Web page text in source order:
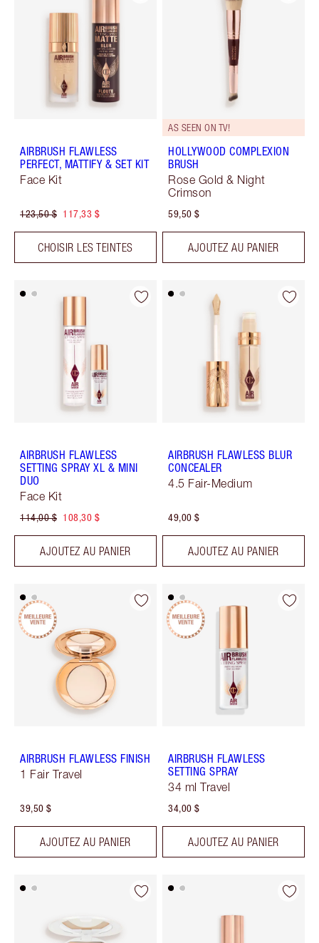
AIRBRUSH FLAWLESS
PERFECT, MATTIFY & SET KIT
Face Kit
123,50 $ 117,33 $
CHOISIR LES TEINTES
AS SEEN ON TV!
HOLLYWOOD COMPLEXION
BRUSH
Rose Gold & Night
Crimson
59,50 $
AJOUTEZ AU PANIER
AIRBRUSH FLAWLESS
SETTING SPRAY XL & MINI
DUO
Face Kit
114,00 $ 108,30 $
AJOUTEZ AU PANIER
AIRBRUSH FLAWLESS BLUR
CONCEALER
4.5 Fair-Medium
49,00 $
AJOUTEZ AU PANIER
AIRBRUSH FLAWLESS FINISH
1 Fair Travel
39,50 $
AJOUTEZ AU PANIER
AIRBRUSH FLAWLESS
SETTING SPRAY
34 ml Travel
34,00 $
AJOUTEZ AU PANIER